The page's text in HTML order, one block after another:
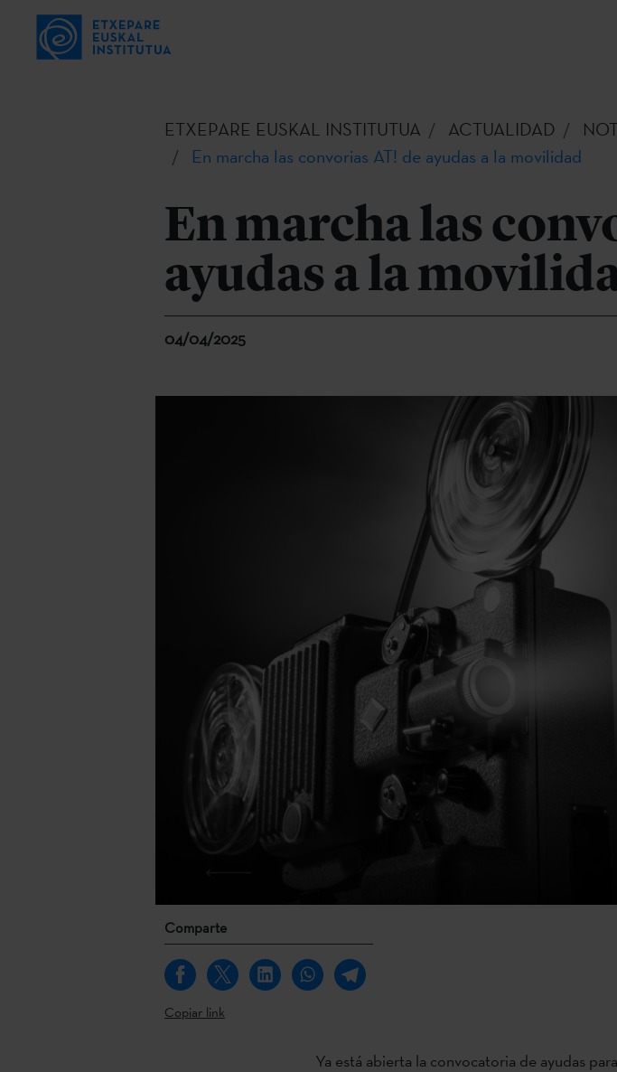
ETXEPARE EUSKAL INSTITUTUA ACTUALIDAD
En marcha las convorias AT! de ayudas a la movilidad
En marcha las
ayudas a la
04/04/2025
Comparte
Copiar link
Ya está abierta la convocatoria de ayudas